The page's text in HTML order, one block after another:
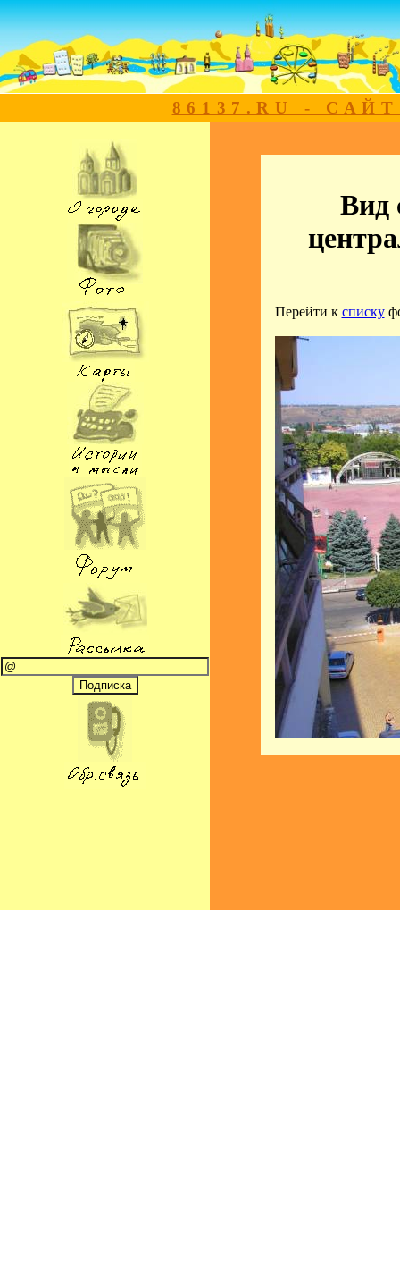
86137.RU -
Вид
Перейти к списку